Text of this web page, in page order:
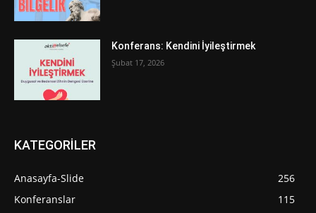
Konferans: Kendini İyileştirmek
Şubat 17, 2026
KATEGORİLER
Anasayfa-Slide
256
Konferanslar
115